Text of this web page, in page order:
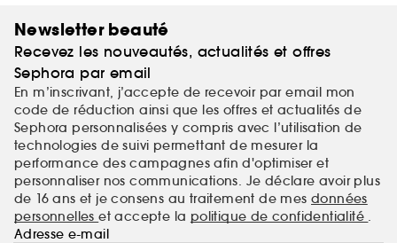
Newsletter beauté
Recevez les nouveautés, actualités et offres
Sephora par email
En m’inscrivant, j’accepte de recevoir par email mon
code de réduction ainsi que les offres et actualités de
Sephora personnalisées y compris avec l’utilisation de
technologies de suivi permettant de mesurer la
performance des campagnes afin d'optimiser et
personnaliser nos communications. Je déclare avoir plus
de 16 ans et je consens au traitement de mes données
personnelleset accepte la politique de confidentialité .
Adresse e-mail